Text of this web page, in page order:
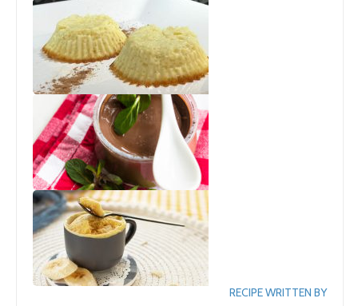
RECIPE WRITTEN BY